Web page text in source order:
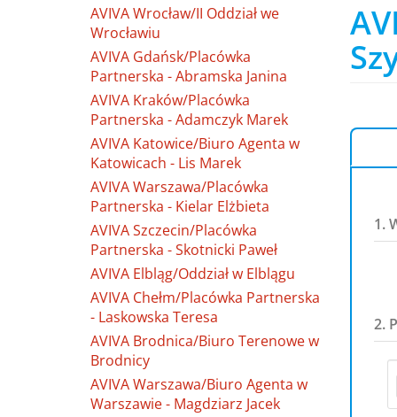
AVIVA Wrocław/II Oddział we
Wrocławiu
AVIVA Gdańsk/Placówka
Partnerska - Abramska Janina
AVIVA Kraków/Placówka
Partnerska - Adamczyk Marek
AVIVA Katowice/Biuro Agenta w
Katowicach - Lis Marek
AVIVA Warszawa/Placówka
Partnerska - Kielar Elżbieta
AVIVA Szczecin/Placówka
Partnerska - Skotnicki Paweł
AVIVA Elbląg/Oddział w Elblągu
AVIVA Chełm/Placówka Partnerska
- Laskowska Teresa
AVIVA Brodnica/Biuro Terenowe w
Brodnicy
AVIVA Warszawa/Biuro Agenta w
Warszawie - Magdziarz Jacek
1.
2.